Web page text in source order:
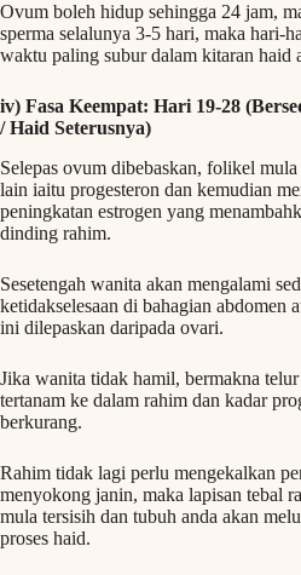
Ovum boleh hidup sehingga 24 jam,
sperma selalunya 3-5 hari, maka hari-
waktu paling subur dalam kitaran haid
iv) Fasa Keempat: Hari 19-28
/ Haid Seterusnya)
Selepas ovum dibebaskan, folikel
lain iaitu progesteron dan kemudian
peningkatan estrogen yang
dinding rahim.
Sesetengah wanita akan mengalami
ketidakselesaan di bahagian abdomen
ini dilepaskan daripada ovari.
Jika wanita tidak hamil, bermakna
tertanam ke dalam rahim dan kadar
berkurang.
Rahim tidak lagi perlu mengekalkan
menyokong janin, maka lapisan tebal
mula tersisih dan tubuh anda akan
proses haid.